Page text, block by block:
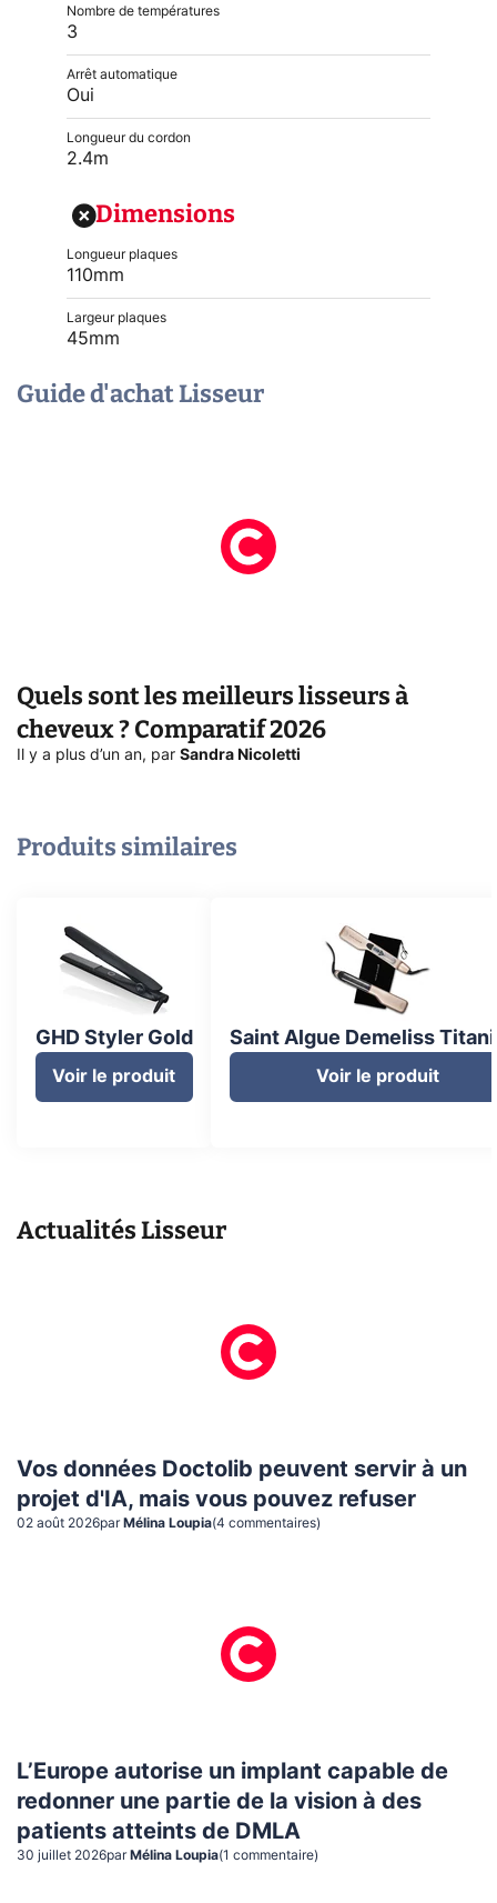
Nombre de températures
3
Arrêt automatique
Oui
Longueur du cordon
2.4m
Dimensions
Longueur plaques
110mm
Largeur plaques
45mm
Guide d'achat Lisseur
Quels sont les meilleurs lisseurs à
cheveux ? Comparatif 2026
Il y a plus d’un an, par Sandra Nicoletti
Produits similaires
GHD Styler Gold
Voir le produit
Saint Algue Demeliss
Voir le produit
ActualitésLisseur
Vos données Doctolib peuvent servir à un
projet d'IA, mais vous pouvez refuser
02 août 2026par Mélina Loupia(4 commentaires)
L’Europe autorise un implant capable de
redonner une partie de la vision à des
patients atteints de DMLA
30 juillet 2026par Mélina Loupia(1 commentaire)